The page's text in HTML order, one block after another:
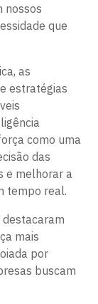
nossos
que
as
estratégias
como uma
das
e melhorar a
tempo real.
mais
por
buscam